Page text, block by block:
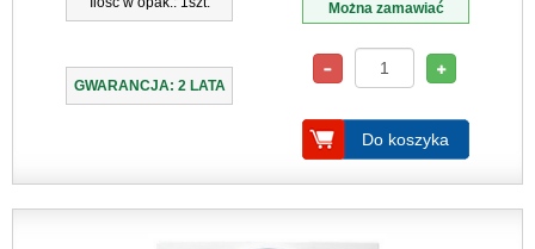
GWARANCJA: 2 LATA
Można zamawiać
Do koszyka